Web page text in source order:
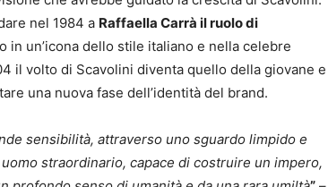
nel 1984 a Raffaella Carrà il ruolo di
in un’icona dello stile italiano e nella celebre
il volto di Scavolini diventa quello della giovane e
una nuova fase dell’identità del brand.
sensibilità, attraverso uno sguardo limpido e
straordinario, capace di costruire un impero,